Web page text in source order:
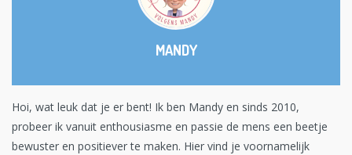
MANDY
Hoi, wat leuk dat je er bent! Ik ben Mandy en sinds 2010,
probeer ik vanuit enthousiasme en passie de mens een beetje
bewuster en positiever te maken. Hier vind je voornamelijk